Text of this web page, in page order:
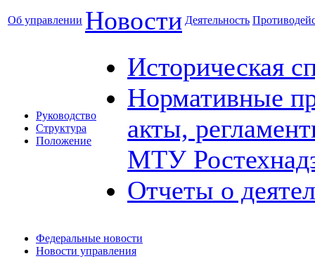
Об управлении Новости Деятельность
Руководство
Структура
Положение
Историческая
Нормативные
акты,
МТУ
Отчеты о
Федеральные новости
Новости управления